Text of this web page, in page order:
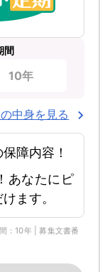
間
10年
中身を見る
障内容！
あなたにピ
ます。
：10年 | 募集文書番